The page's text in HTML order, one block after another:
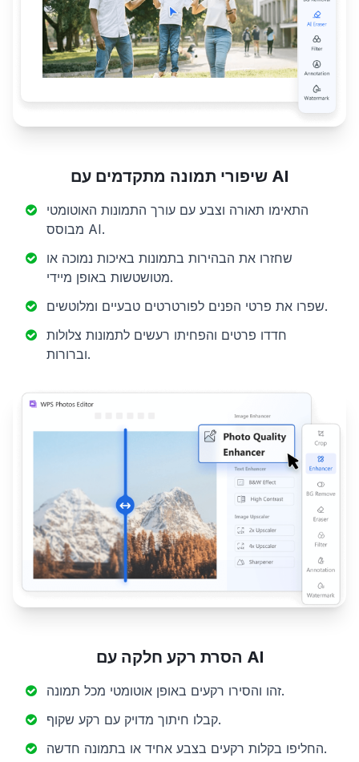
שיפורי תמונה מתקדמים עם AI
התאימו תאורה וצבע עם עורך התמונות האוטומטי
מבוסס AI.
שחזרו את הבהירות בתמונות באיכות נמוכה או
מטושטשות באופן מיידי.
שפרו את פרטי הפנים לפורטרטים טבעיים ומלוטשים.
חדדו פרטים והפחיתו רעשים לתמונות צלולות
וברורות.
הסרת רקע חלקה עם AI
זהו והסירו רקעים באופן אוטומטי מכל תמונה.
קבלו חיתוך מדויק עם רקע שקוף.
החליפו בקלות רקעים בצבע אחיד או בתמונה חדשה.